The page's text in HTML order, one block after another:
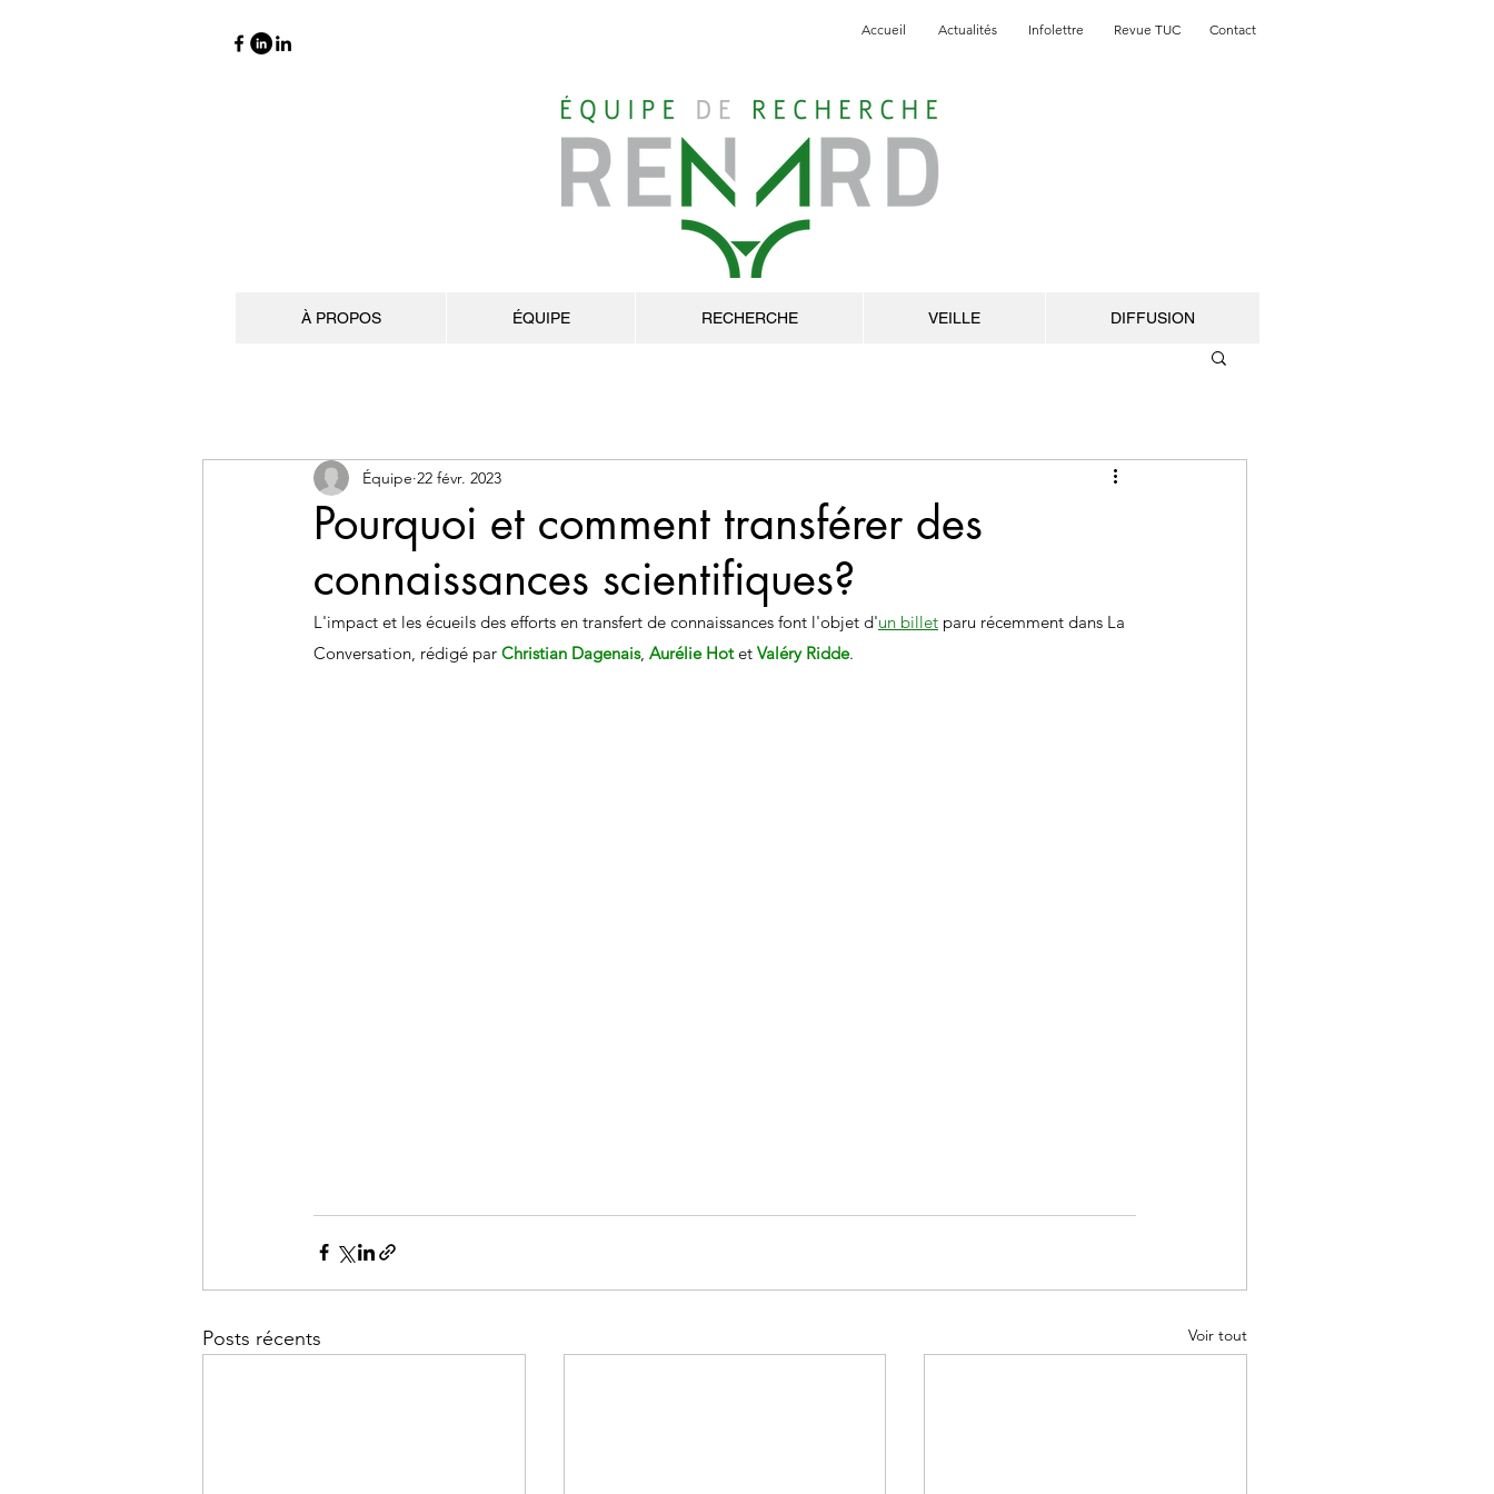
Accueil Actualités Infolettre Revue TUC Contact
À PROPOS ÉQUIPE RECHERCHE VEILLE DIFFUSION
Pourquoi et comment transférer des
connaissances scientifiques?
Équipe 22 févr. 2023
L'impact et les écueils des efforts en transfert de connaissances font l'objet d'un billet paru récemment dans La
Conversation, rédigé par Christian Dagenais, Aurélie Hot et Valéry Ridde.
Posts récents Voir tout